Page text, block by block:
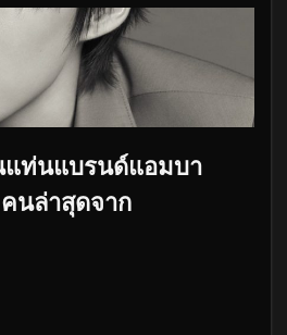
แท่นแบรนด์แอมบา
นล่าสุดจาก